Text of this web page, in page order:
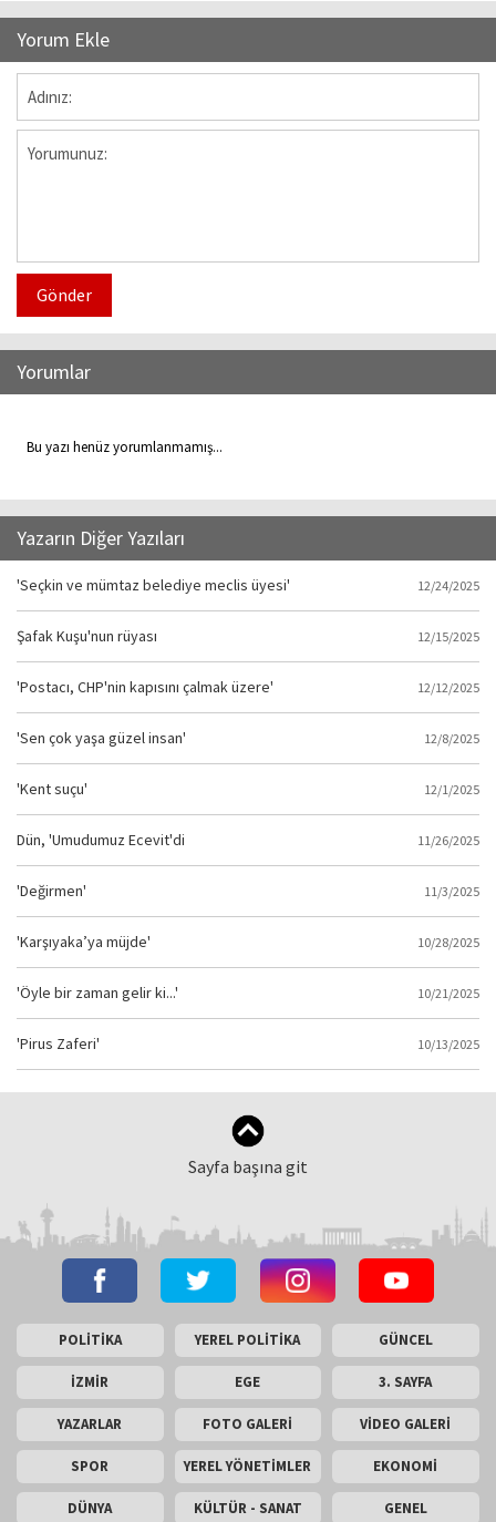
Yorum Ekle
Gönder
Yorumlar
Bu yazı henüz yorumlanmamış...
Yazarın Diğer Yazıları
'Seçkin ve mümtaz belediye meclis üyesi' 12/24/2025
Şafak Kuşu'nun rüyası 12/15/2025
'Postacı, CHP'nin kapısını çalmak üzere' 12/12/2025
'Sen çok yaşa güzel insan' 12/8/2025
'Kent suçu' 12/1/2025
Dün, 'Umudumuz Ecevit'di 11/26/2025
'Değirmen' 11/3/2025
'Karşıyaka’ya müjde' 10/28/2025
'Öyle bir zaman gelir ki...' 10/21/2025
'Pirus Zaferi' 10/13/2025
Sayfa başına git
POLİTİKA YEREL POLİTİKA GÜNCEL
İZMİR EGE 3. SAYFA
YAZARLAR FOTO GALERİ VİDEO GALERİ
SPOR YEREL YÖNETİMLER EKONOMİ
DÜNYA KÜLTÜR - SANAT GENEL